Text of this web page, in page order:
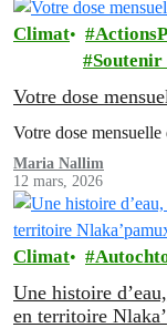
Climat
Soutenir
Votre dose
Votre dose
Maria Nallim
12 mars, 2026
Climat
Une histoire
en territoire